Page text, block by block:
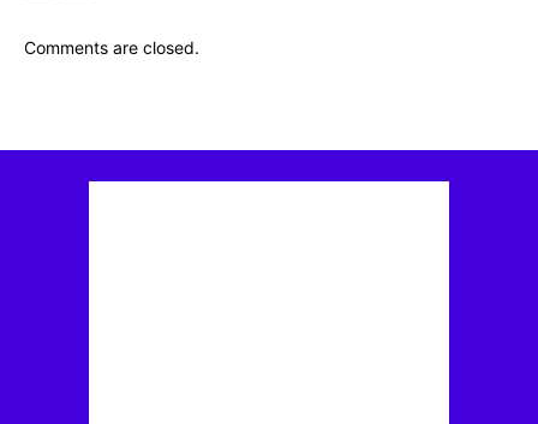
Comments are closed.